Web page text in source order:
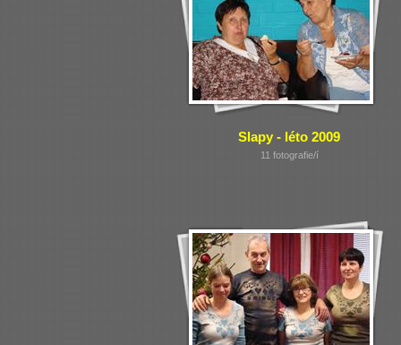
Slapy - léto 2009
11 fotografie/í